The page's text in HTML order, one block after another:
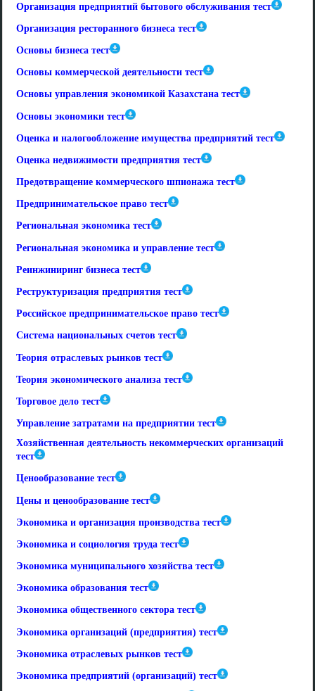
Организация предприятий бытового обслуживания тест
Организация ресторанного бизнеса тест
Основы бизнеса тест
Основы коммерческой деятельности тест
Основы управления экономикой Казахстана тест
Основы экономики тест
Оценка и налогообложение имущества предприятий тест
Оценка недвижимости предприятия тест
Предотвращение коммерческого шпионажа тест
Предпринимательское право тест
Региональная экономика тест
Региональная экономика и управление тест
Реинжиниринг бизнеса тест
Реструктуризация предприятия тест
Российское предпринимательское право тест
Система национальных счетов тест
Теория отраслевых рынков тест
Теория экономического анализа тест
Торговое дело тест
Управление затратами на предприятии тест
Хозяйственная деятельность некоммерческих организаций
тест
Ценообразование тест
Цены и ценообразование тест
Экономика и организация производства тест
Экономика и социология труда тест
Экономика муниципального хозяйства тест
Экономика образования тест
Экономика общественного сектора тест
Экономика организаций (предприятия) тест
Экономика отраслевых рынков тест
Экономика предприятий (организаций) тест